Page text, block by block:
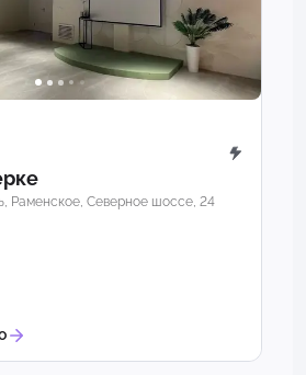
Раменское, Северное шоссе, 24